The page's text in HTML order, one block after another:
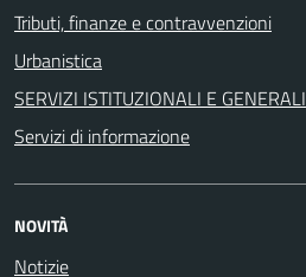
Tributi, finanze e contravvenzioni
Urbanistica
SERVIZI ISTITUZIONALI E GENERALI
Servizi di informazione
NOVITÀ
Notizie